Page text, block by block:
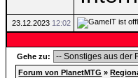
23.12.2023 12:02
Gehe zu:
Forum von PlanetMTG »